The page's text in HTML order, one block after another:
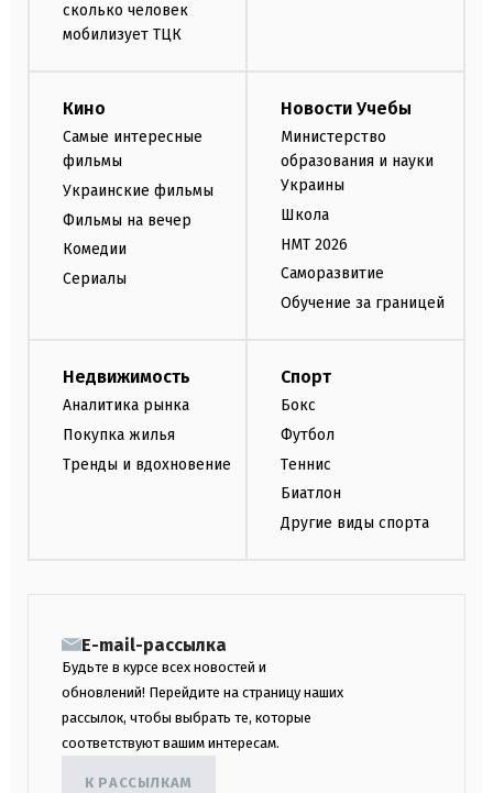
сколько человек
мобилизует ТЦК
Кино
Самые интересные
фильмы
Украинские фильмы
Фильмы на вечер
Комедии
Сериалы
Новости Учебы
Министерство
образования и науки
Украины
Школа
НМТ 2026
Саморазвитие
Обучение за границей
Недвижимость
Аналитика рынка
Покупка жилья
Тренды и вдохновение
Спорт
Бокс
Футбол
Теннис
Биатлон
Другие виды спорта
E-mail-рассылка
Будьте в курсе всех новостей и
обновлений! Перейдите на страницу наших
рассылок, чтобы выбрать те, которые
соответствуют вашим интересам.
К РАССЫЛКАМ